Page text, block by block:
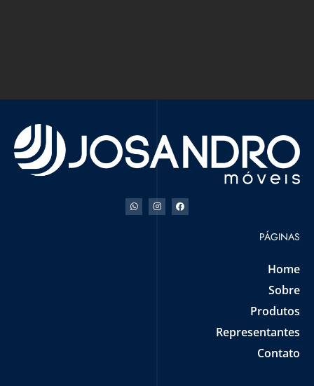
PÁGINAS
Home
Sobre
Produtos
Representantes
Contato